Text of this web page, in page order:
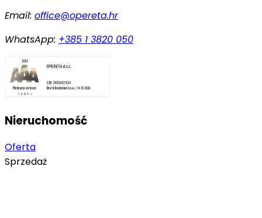
Email: office@opereta.hr
WhatsApp: +385 1 3820 050
Nieruchomość
Oferta
Sprzedaż